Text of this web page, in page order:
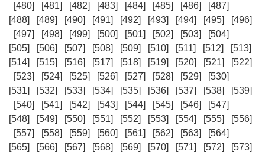
[480]
[481] [482] [483] [484] [485] [486]
[487]
[488]
[489] [490] [491] [492] [493] [494] [495]
[496]
[497]
[498] [499] [500] [501] [502] [503]
[504]
[505]
[506] [507] [508] [509] [510] [511] [512]
[513]
[514]
[515] [516] [517] [518] [519] [520] [521]
[522]
[523]
[524] [525] [526] [527] [528] [529]
[530]
[531]
[532] [533] [534] [535] [536] [537] [538]
[539]
[540]
[541] [542] [543] [544] [545] [546]
[547]
[548]
[549] [550] [551] [552] [553] [554] [555]
[556]
[557]
[558] [559] [560] [561] [562] [563]
[564]
[565]
[566] [567] [568] [569] [570] [571] [572]
[573]